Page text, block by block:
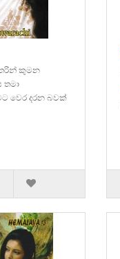
කුමන
වෙර දරන බවක්